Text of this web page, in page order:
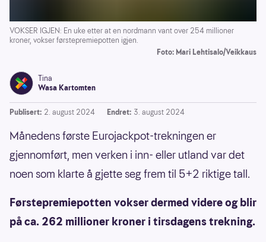
VOKSER IGJEN: En uke etter at en nordmann vant over 254 millioner
kroner, vokser førstepremiepotten igjen.
Foto: Mari Lehtisalo/Veikkaus
Tina
Wasa Kartomten
Publisert: 2. august 2024 Endret: 3. august 2024
Månedens første Eurojackpot-trekningen er
gjennomført, men verken i inn- eller utland var det
noen som klarte å gjette seg frem til 5+2 riktige tall.
Førstepremiepotten vokser dermed videre og blir
på ca. 262 millioner kroner i tirsdagens trekning.